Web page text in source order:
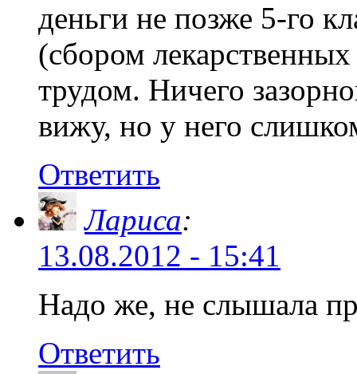
деньги не позже 5-го
(сбором
трудом. Ничего
вижу, но у него
Ответить
Лариса:
13.08.2012 - 15:41
Надо же, не слышала
Ответить